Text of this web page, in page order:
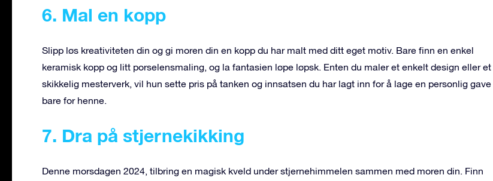
6. Mal en kopp
Slipp løs kreativiteten din og gi moren din en kopp du har malt med ditt eget motiv. Bare finn en enkel
keramisk kopp og litt porselensmaling, og la fantasien løpe løpsk. Enten du maler et enkelt design eller et
skikkelig mesterverk, vil hun sette pris på tanken og innsatsen du har lagt inn for å lage en personlig gave
bare for henne.
7. Dra på stjernekikking
Denne morsdagen 2024, tilbring en magisk kveld under stjernehimmelen sammen med moren din. Finn